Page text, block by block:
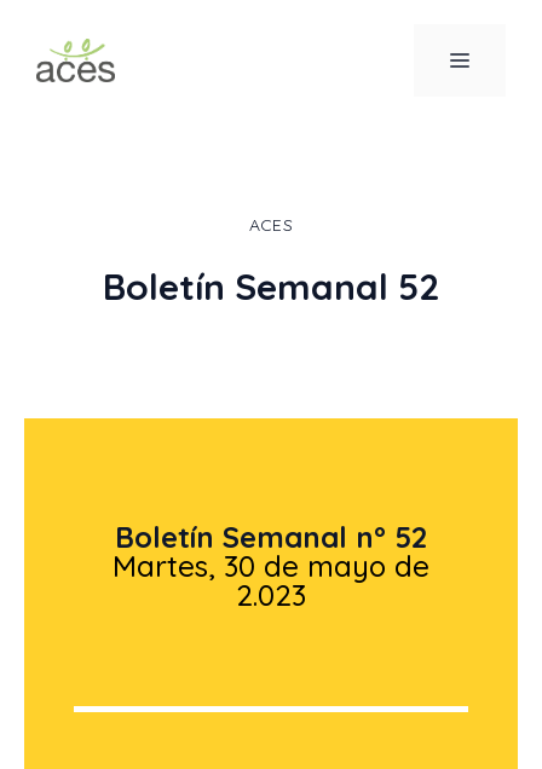
contenido
MENÚ
ACES
Boletín Semanal 52
Boletín Semanal nº 52
Martes, 30 de mayo de
2.023